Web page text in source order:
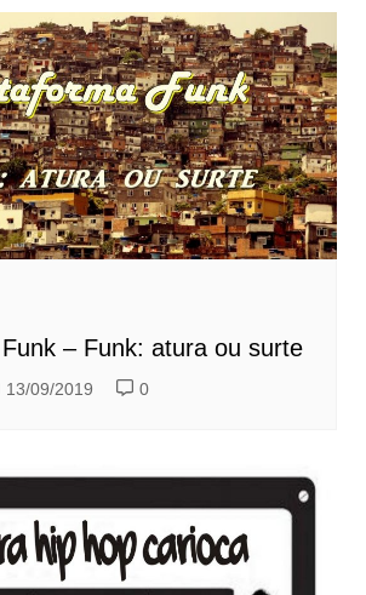
– Funk: atura ou surte
13/09/2019 0